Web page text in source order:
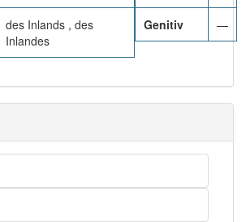
Nutzer haben den Artikel
des Inlands , des
Inlandes
Genitiv —